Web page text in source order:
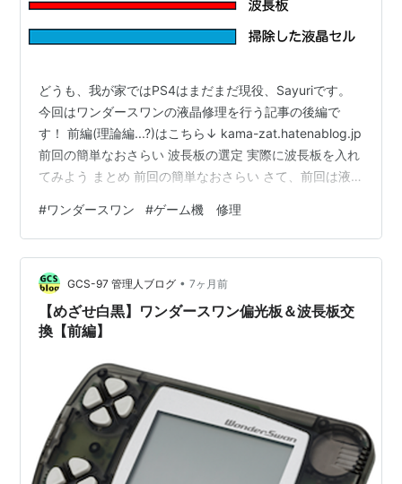
どうも、我が家ではPS4はまだまだ現役、Sayuriです。
今回はワンダースワンの液晶修理を行う記事の後編で
す！ 前編(理論編...?)はこちら↓ kama-zat.hatenablog.jp
前回の簡単なおさらい 波長板の選定 実際に波長板を入れ
てみよう まとめ 前回の簡単なおさらい さて、前回は液
ダースワンの液晶は緑色に着色するのか、ということを
検討していました。前回の予想は、 偏光板交換を行った
ワンダースワンの液晶は、FSTN液晶のはずなのに波長板
がなくなり、偏光板のみになったことにより色味が補償
されず、緑色に着色した、ということが考えら…
#ワンダースワン #ゲーム機 修理
GCS-97 管理人ブログ • 7ヶ月前
【めざせ白黒】ワンダースワン偏光板＆波長板交
換【前編】